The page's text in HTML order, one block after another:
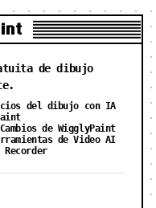
de dibujo
del dibujo con IA
de WigglyPaint
de Video AI
Recorder